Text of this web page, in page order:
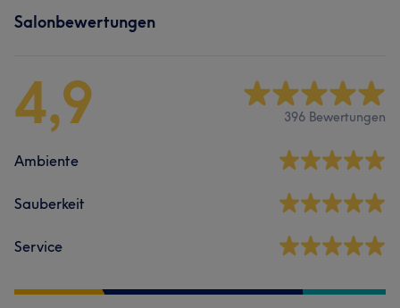
Salonbewertungen
4,9 396 Bewertungen
Ambiente
Sauberkeit
Service